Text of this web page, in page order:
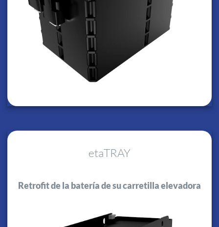
etaTRAY
Retrofit de la batería de su carretilla elevadora